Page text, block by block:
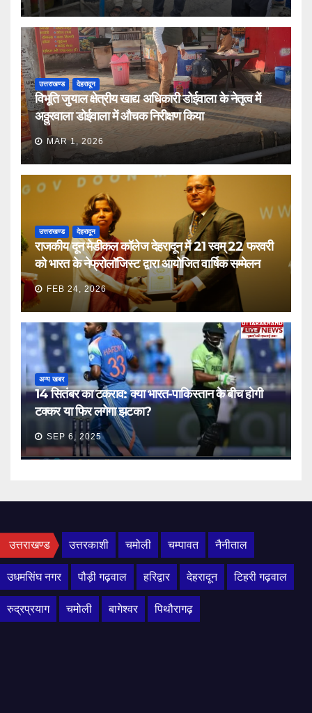
उत्तराखण्ड देहरादून
विभूति जुयाल क्षेत्रीय खाद्य अधिकारी डोईवाला के नेतृत्व में
अठ्ठुरवाला डोईवाला में औचक निरीक्षण किया
MAR 1, 2026
उत्तराखण्ड देहरादून
राजकीय दून मेडीकल कॉलेज देहरादून में 21 स्वम् 22 फरवरी
को भारत के नेफ्रोलॉजिस्ट द्वारा आयोजित वार्षिक सम्मेलन
FEB 24, 2026
अन्य खबर
14 सितंबर का टकराव: क्या भारत-पाकिस्तान के बीच होगी
टक्कर या फिर लगेगा झटका?
SEP 6, 2025
उत्तराखण्ड उत्तरकाशी चमोली चम्पावत नैनीताल
उधमसिंघ नगर पौड़ी गढ़वाल हरिद्वार देहरादून टिहरी गढ़वाल
रुद्रप्रयाग चमोली बागेश्वर पिथौरागढ़